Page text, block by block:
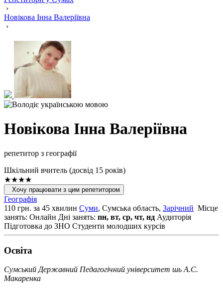
›
Новікова Інна Валеріївна
›
Новікова Інна Валеріївна
репетитор з географії
Шкільний вчитель (досвід 15 років)
★★★★
Хочу працювати з цим репетитором
Географія
110 грн. за 45 хвилин Суми, Сумська область, Зарічний Місце
занять: Онлайн Дні занять: пн, вт, ср, чт, нд Аудиторія
Підготовка до ЗНО Студенти молодших курсів
Освiта
Сумський Державний Педагогічний університет шь А.С.
Макаренка